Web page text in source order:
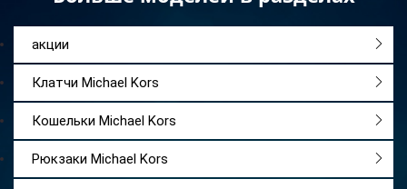
акции
Клатчи Michael Kors
Кошельки Michael Kors
Рюкзаки Michael Kors